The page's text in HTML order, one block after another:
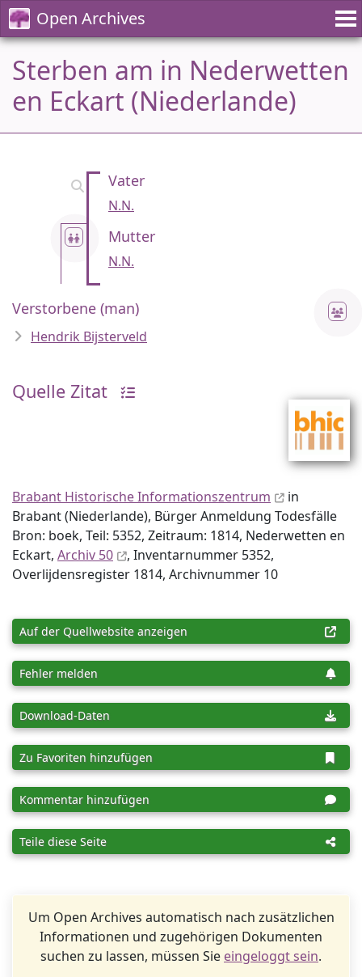
Open Archives
Sterben am in Nederwetten
en Eckart (Niederlande)
Vater
N.N.
Mutter
N.N.
Verstorbene (man)
Hendrik Bijsterveld
Quelle Zitat
Brabant Historische Informationszentrum
in
Brabant (Niederlande), Bürger Anmeldung Todesfälle
Bron: boek, Teil: 5352, Zeitraum: 1814, Nederwetten en
Eckart, Archiv 50
, Inventar­nummer 5352,
Overlijdensregister 1814, Archiv­nummer 10
Auf der Quellwebsite anzeigen
Fehler melden
Download-Daten
Zu Favoriten hinzufügen
Kommentar hinzufügen
Teile diese Seite
Um Open Archives automatisch nach zusätzlichen
Informationen und zugehörigen Dokumenten
suchen zu lassen, müssen Sie eingeloggt sein.